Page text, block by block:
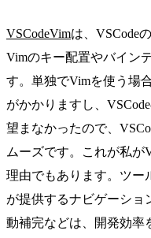
VSCodeVimは、VSCode
Vimのキー配置やバイン
す。単独でVimを使う場
がかかりますし、
望まなかったので、
ムーズです。これが私が
理由でもあります。ツー
が提供するナビゲーショ
動補完などは、開発効率